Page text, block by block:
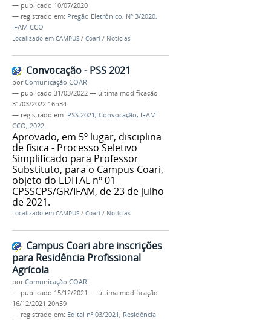
— publicado 10/07/2020
— registrado em: Pregão Eletrônico, Nº 3/2020,
IFAM CCO
Localizado em CAMPUS / Coari / Notícias
Convocação - PSS 2021
porComunicação COARI
— publicado 31/03/2022 — última modificação
31/03/2022 16h34
— registrado em: PSS 2021, Convocação, IFAM
CCO, 2022
Aprovado, em 5º lugar, disciplina
de física - Processo Seletivo
Simplificado para Professor
Substituto, para o Campus Coari,
objeto do EDITAL nº 01 -
CPSSCPS/GR/IFAM, de 23 de julho
de 2021.
Localizado em CAMPUS / Coari / Notícias
Campus Coari abre inscrições
para Residência Profissional
Agrícola
porComunicação COARI
— publicado 15/12/2021 — última modificação
16/12/2021 20h59
— registrado em: Edital nº 03/2021, Residência